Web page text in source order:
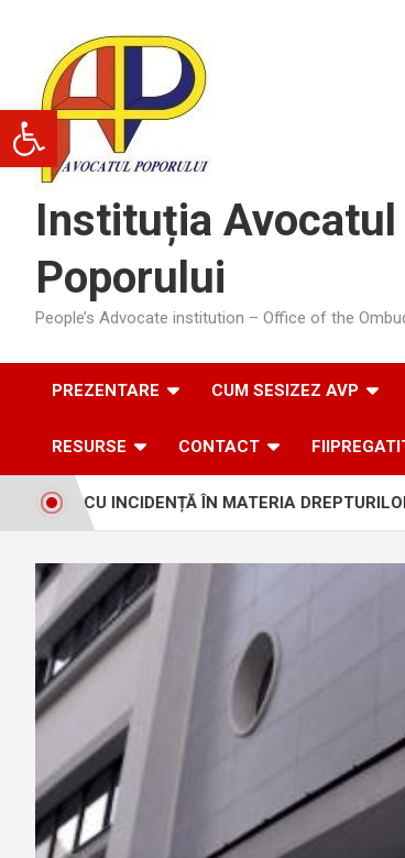
Deschide bara de unelte
Instituția Avocatul
Poporului
People’s Advocate institution – Office of the
PREZENTARE CUM SESIZEZ AVP
RESURSE CONTACT
ÎN MATERIA DREPTURILOR CETĂȚENILOR